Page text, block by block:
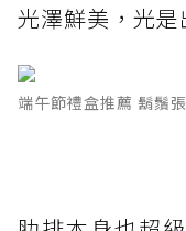
光澤鮮美，光是
端午節禮盒推薦 鬍鬚